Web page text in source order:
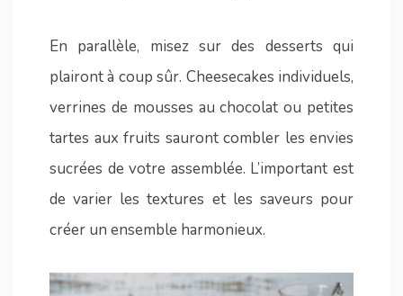
En parallèle, misez sur des desserts qui
plairont à coup sûr. Cheesecakes individuels,
verrines de mousses au chocolat ou petites
tartes aux fruits sauront combler les envies
sucrées de votre assemblée. L’important est
de varier les textures et les saveurs pour
créer un ensemble harmonieux.